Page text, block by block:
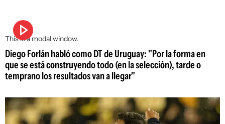
This is a modal window.
Diego Forlán habló como DT de Uruguay: "Por la forma en
que se está construyendo todo (en la selección), tarde o
temprano los resultados van a llegar"